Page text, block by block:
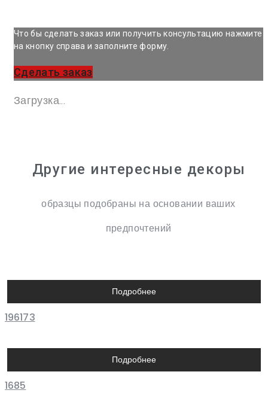
Что бы сделать заказ или получить консультацию нажмите
на кнопку справа и заполните форму.
Сделать заказ
Загрузка...
Другие интересные декоры
образцы подобраны на основании ваших
предпочтений
Подробнее
196173
Подробнее
1685